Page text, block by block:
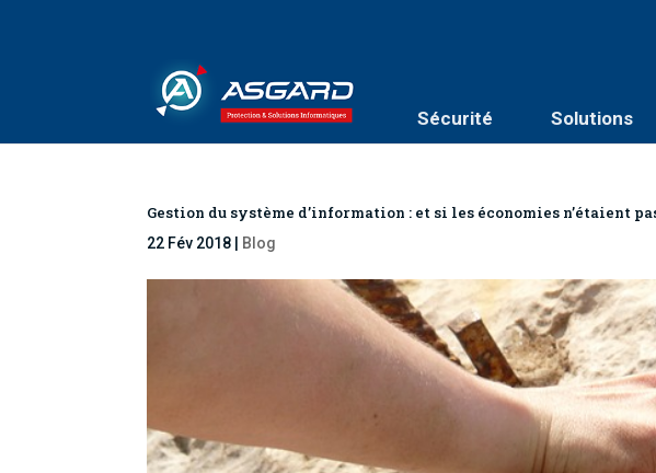
Sécurité Solutions
Gestion du système d’information : et si les économies n’étaient
22 Fév 2018 Blog